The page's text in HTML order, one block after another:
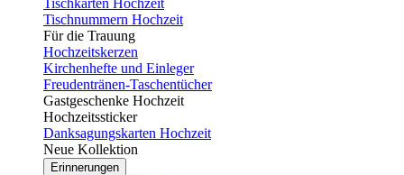
Tischkarten Hochzeit
Tischnummern Hochzeit
Für die Trauung
Hochzeitskerzen
Kirchenhefte und Einleger
Freudentränen-Taschentücher
Gastgeschenke Hochzeit
Hochzeitssticker
Danksagungskarten Hochzeit
Neue Kollektion
Erinnerungen